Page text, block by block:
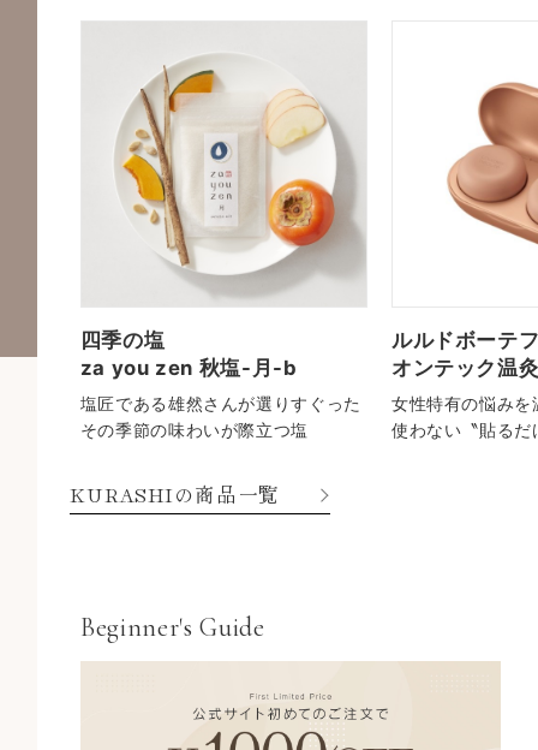
四季の塩
za you zen 秋塩-月-b
塩匠である雄然さんが選りすぐった
その季節の味わいが際立つ塩
ルルドボーテ
オンテック温
女性特有の悩み
使わない〝貼るだ
KURASHIの商品一覧
Beginner's Guide